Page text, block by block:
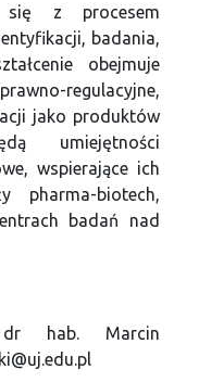
się z procesem
badania,
obejmuje
regulacyjne,
jako produktów
umiejętności
wspierające ich
pharma-biotech,
badań nad
hab. Marcin